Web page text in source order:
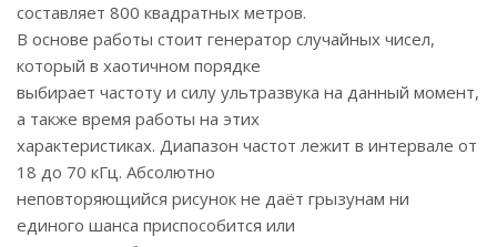
составляет 800 квадратных метров.
В основе работы стоит генератор случайных чисел,
который в хаотичном порядке
выбирает частоту и силу ультразвука на данный момент,
а также время работы на этих
характеристиках. Диапазон частот лежит в интервале от
18 до 70 кГц. Абсолютно
неповторяющийся рисунок не даёт грызунам ни
единого шанса приспособится или